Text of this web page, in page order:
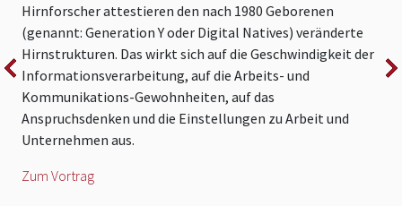
Hirnforscher attestieren den nach 1980 Geborenen
(genannt: Generation Y oder Digital Natives) veränderte
Hirnstrukturen. Das wirkt sich auf die Geschwindigkeit der
Informationsverarbeitung, auf die Arbeits- und
Kommunikations-Gewohnheiten, auf das
Anspruchsdenken und die Einstellungen zu Arbeit und
Unternehmen aus.
Zum Vortrag